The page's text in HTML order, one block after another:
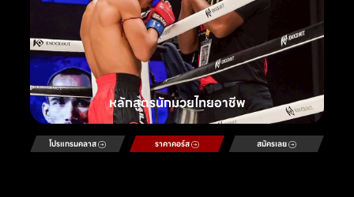
หลักสูตรนักมวยไทยอาชีพ
โปรแกรมคลาส ราคาคอร์ส สมัครเลย